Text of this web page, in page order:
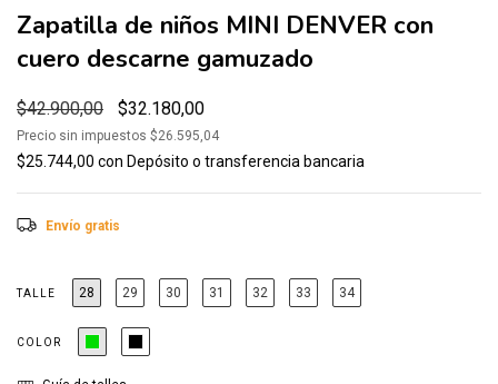
Zapatilla de niños MINI DENVER con
cuero descarne gamuzado
$42.900,00 $32.180,00
Precio sin impuestos $26.595,04
$25.744,00 con Depósito o transferencia bancaria
Envío gratis
TALLE 28 29 30 31 32 33 34
COLOR